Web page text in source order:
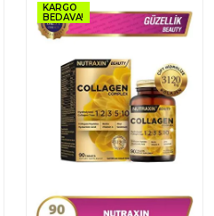
KARGO
BEDAVA!